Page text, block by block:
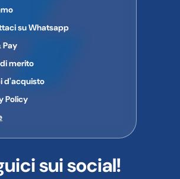
su Whatsapp
Pay
merito
d'acquisto
Policy
sui social!